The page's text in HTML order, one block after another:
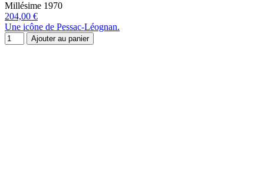
Millésime 1970
204,00 €
Une icône de Pessac-Léognan.
Ajouter au panier